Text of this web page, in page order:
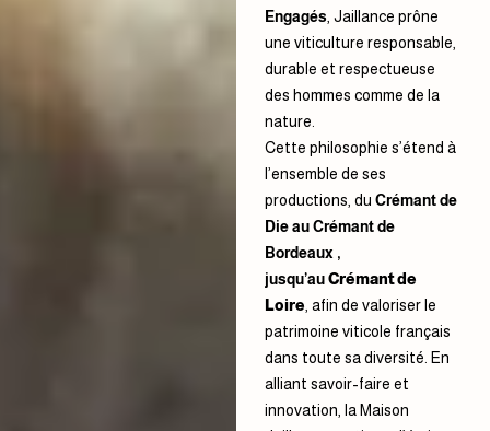
Engagés, Jaillance prône
une viticulture responsable,
durable et respectueuse
des hommes comme de la
nature.
Cette philosophie s’étend à
l’ensemble de ses
productions, du Crémant de
Die auCrémant de
Bordeaux ,
jusqu’auCrémant de
Loire , afin de valoriser le
patrimoine viticole français
dans toute sa diversité. En
alliant savoir-faire et
innovation, la Maison